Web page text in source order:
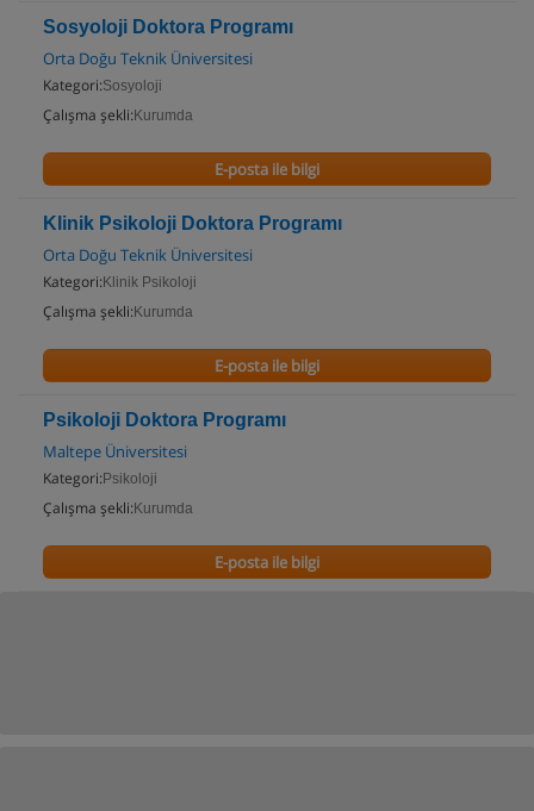
Sosyoloji Doktora Programı
Orta Doğu Teknik Üniversitesi
Kategori:Sosyoloji
Çalışma şekli: Kurumda
E-posta ile bilgi
Klinik Psikoloji Doktora Programı
Orta Doğu Teknik Üniversitesi
Kategori: Klinik Psikoloji
Çalışma şekli: Kurumda
E-posta ile bilgi
Psikoloji Doktora Programı
Maltepe Üniversitesi
Kategori: Psikoloji
Çalışma şekli: Kurumda
E-posta ile bilgi